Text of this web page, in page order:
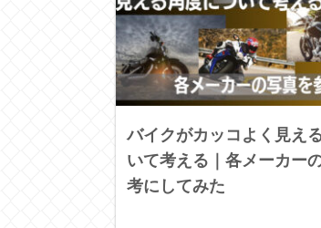
バイクがカッコよく見え
いて考える｜各メーカー
考にしてみた